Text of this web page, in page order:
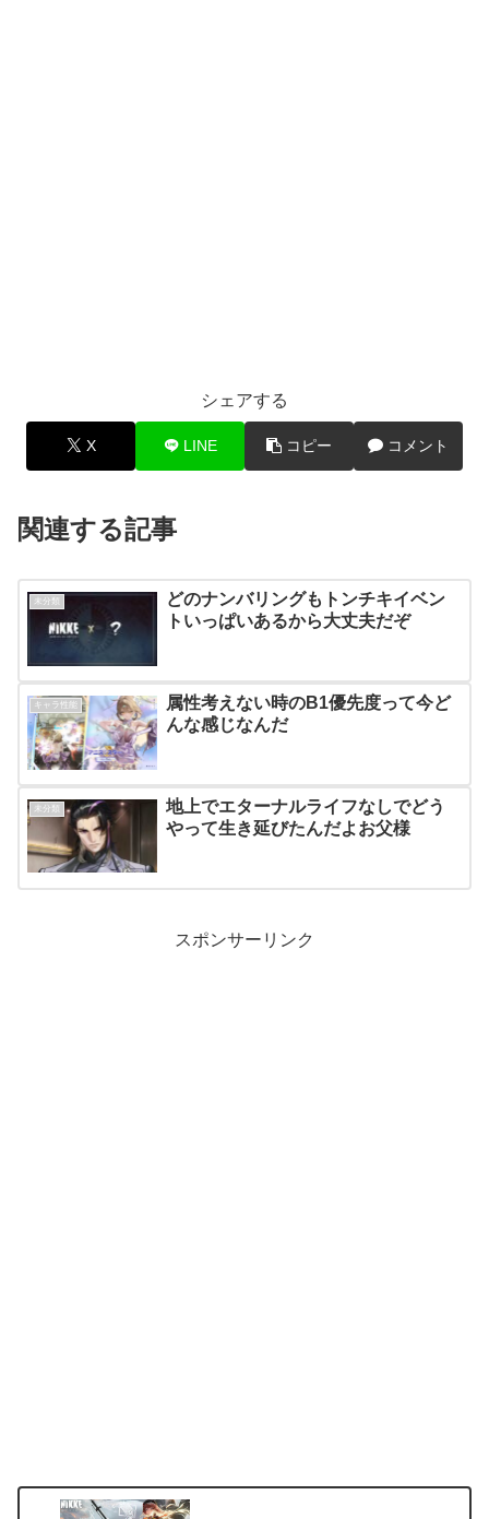
シェアする
X LINE コピー コメント
関連する記事
未分類
どのナンバリングもトンチキイベン
トいっぱいあるから大丈夫だぞ
キャラ性能
属性考えない時のB1優先度って今ど
んな感じなんだ
未分類
地上でエターナルライフなしでどう
やって生き延びたんだよお父様
スポンサーリンク